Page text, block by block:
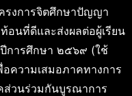
รงการจิตศึกษาปัญญา
อนที่ดีและส่งผลต่อผู้เรียน
ปีการศึกษา ๒๕๖๙ (ใช้
ความเสมอภาคทางการ
ส่วนร่วมกันบูรณาการ